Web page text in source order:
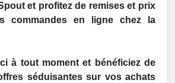
et profitez de remises et prix
commandes en ligne chez la
à tout moment et bénéficiez de
séduisantes sur vos achats